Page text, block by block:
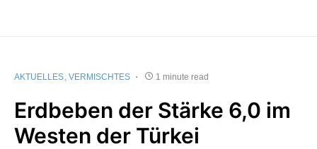
AKTUELLES VERMISCHTES 1 minute read
Erdbeben der Stärke 6,0 im
Westen der Türkei